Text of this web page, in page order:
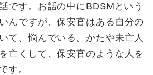
です。お話の中にBDSMという
んですが、保安官はある自分の
て、悩んでいる。かたや未亡人
亡くして、保安官のような人を
す。